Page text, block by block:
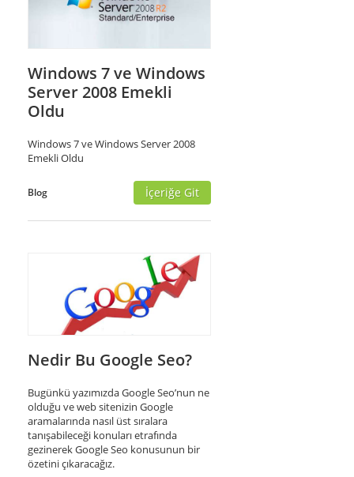
Windows 7 ve Windows
Server 2008 Emekli
Oldu
Windows 7 ve Windows Server 2008
Emekli Oldu
Blog İçeriğe Git
Nedir Bu Google Seo?
Bugünkü yazımızda Google Seo’nun ne
olduğu ve web sitenizin Google
aramalarında nasıl üst sıralara
tanışabileceği konuları etrafında
gezinerek Google Seo konusunun bir
özetini çıkaracağız.